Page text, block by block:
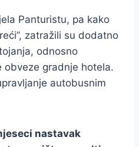
Panturistu, pa kako
zatražili su dodatno
odnosno
obveze gradnje hotela.
autobusnim
nastavak